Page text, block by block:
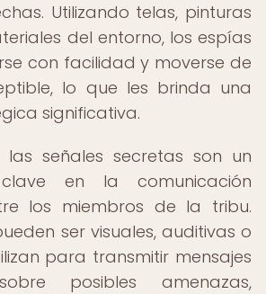
Utilizando telas, pinturas
del entorno, los espías
con facilidad y moverse de
lo que les brinda una
significativa.
señales secretas son un
en la comunicación
los miembros de la tribu.
ser visuales, auditivas o
para transmitir mensajes
posibles amenazas,